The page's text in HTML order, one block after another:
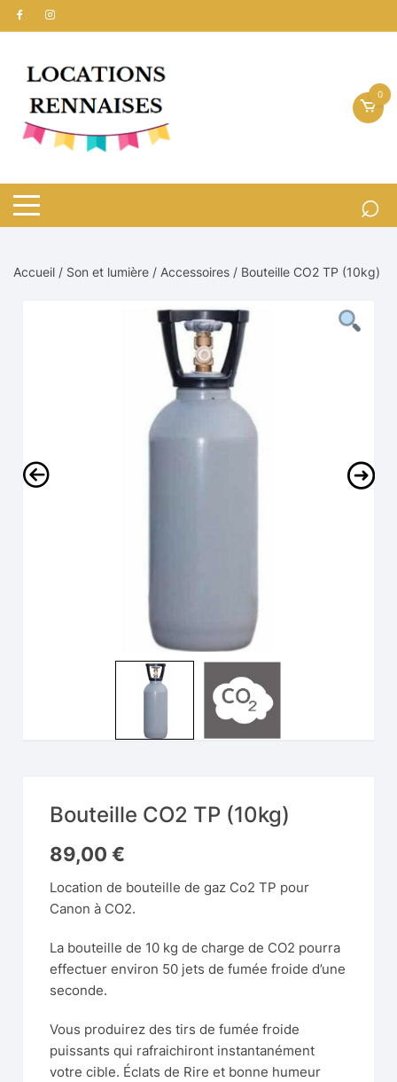
Aller
au
0
Accueil / Son et lumière / Accessoires / Bouteille CO2 TP (10kg)
Bouteille CO2 TP (10kg)
89,00 €
Location de bouteille de gaz Co2 TP pour
Canon à CO2.
La bouteille de 10 kg de charge de CO2 pourra
effectuer environ 50 jets de fumée froide d’une
seconde.
Vous produirez des tirs de fumée froide
puissants qui rafraichiront instantanément
votre cible. Éclats de Rire et bonne humeur